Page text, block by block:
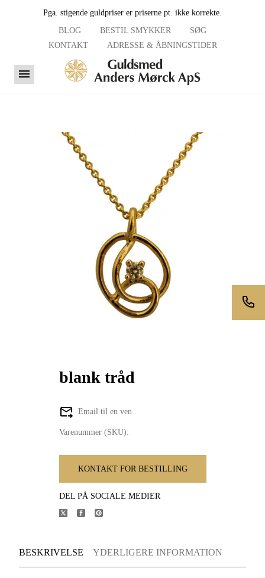
Pga. stigende guldpriser er priserne pt. ikke korrekte.
BLOG
BESTIL SMYKKER
SØG
KONTAKT
ADRESSE & ÅBNINGSTIDER
blank tråd
Email til en ven
Varenummer (SKU):
KONTAKT FOR BESTILLING
DEL PÅ SOCIALE MEDIER
BESKRIVELSE YDERLIGERE INFORMATION